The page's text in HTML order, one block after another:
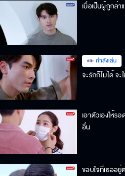
เบื่อเป็นผู้ถูกล่
กำลังเล่น
จะรักก็ไม่ได้ จ
เอาตัวเองให้ร
อื่น
ขอบใจที่เธออยู่